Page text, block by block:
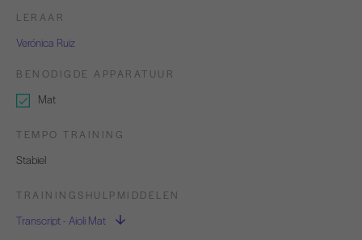
LERAAR
Verónica Ruiz
BENODIGDE APPARATUUR
Mat
TEMPO TRAINING
Stabiel
TRAININGSHULPMIDDELEN
Transcript - Aioli Mat